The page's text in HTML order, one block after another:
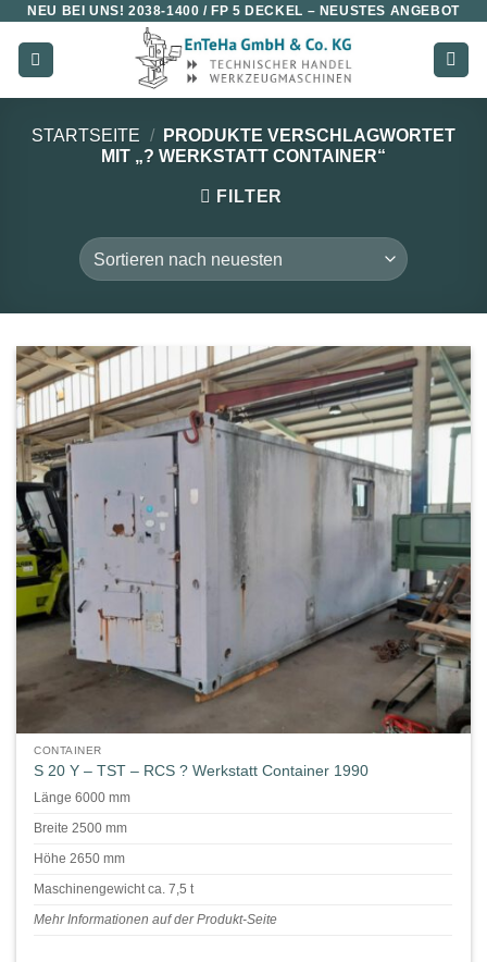
Zum
Inhalt
springen
NEU BEI UNS!2038-1400 / FP 5 DECKEL – NEUSTES ANGEBOT
STARTSEITE /
PRODUKTE VERSCHLAGWORTET
MIT „? WERKSTATT CONTAINER“
FILTER
CONTAINER
S 20 Y – TST – RCS ? Werkstatt Container 1990
Länge 6000 mm
Breite 2500 mm
Höhe 2650 mm
Maschinengewicht ca. 7,5 t
Mehr Informationen auf der Produkt-Seite